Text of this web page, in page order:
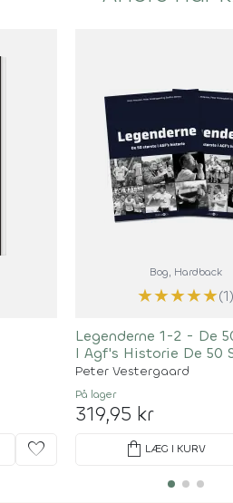
favorite
Bog, Hardback
★★★★★(1)
Legenderne 1-2 - De
I Agf's Historie De 50
Agf's Historie
Peter Vestergaard
På lager
319,95 kr
shopping_bag LÆG I KURV